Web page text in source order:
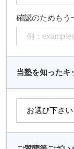
確認のためもう
当塾を知ったキ